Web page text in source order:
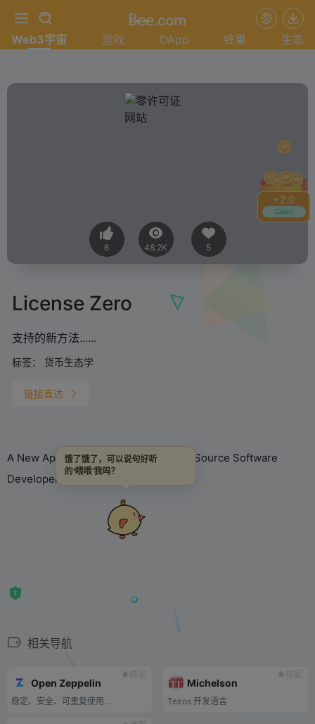
+2.0
Claim
Web3宇宙 游戏 DApp 蜂巢 生态
6 48.2K 5
License Zero
支持的新方法......
标签： 货币生态学
链接直达
A New Approach to Supporting Open Source Software
Developers
相关导航
待定
Open Zeppelin
稳定、安全、可重复使用...
待定
Michelson
Tezos 开发语言
饿了饿了，可以说句好听
的‘喂喂’我吗？